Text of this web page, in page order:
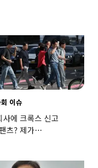
이슈
사에 크록스 신고
츠? 제가